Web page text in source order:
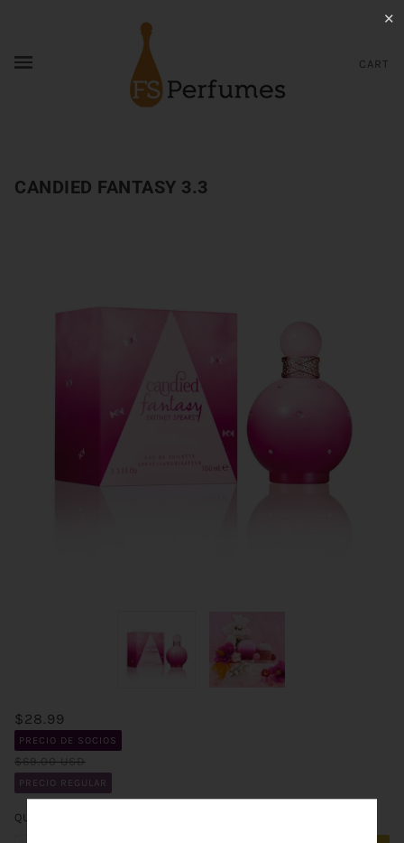
CART
CANDIED FANTASY 3.3
$28.99
PRECIO DE SOCIOS
$69.00 USD
PRECIO REGULAR
QUANTITY
✕